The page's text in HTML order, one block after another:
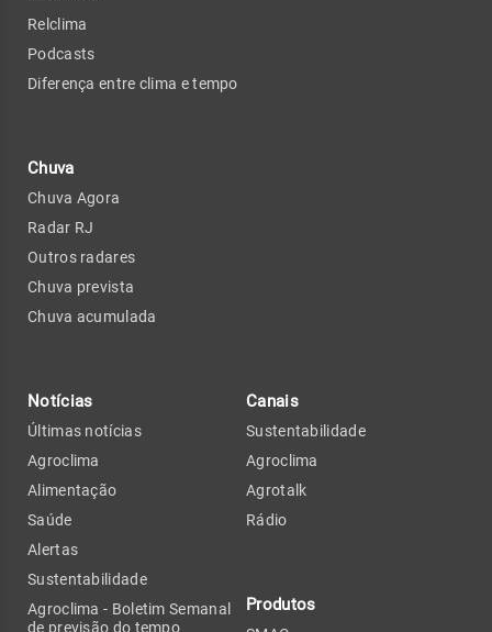
Relclima
Podcasts
Diferença entre clima e tempo
Chuva
Chuva Agora
Radar RJ
Outros radares
Chuva prevista
Chuva acumulada
Notícias
Últimas notícias
Agroclima
Alimentação
Saúde
Alertas
Sustentabilidade
Agroclima - Boletim Semanal
de previsão do tempo
Canais
Sustentabilidade
Agroclima
Agrotalk
Rádio
Produtos